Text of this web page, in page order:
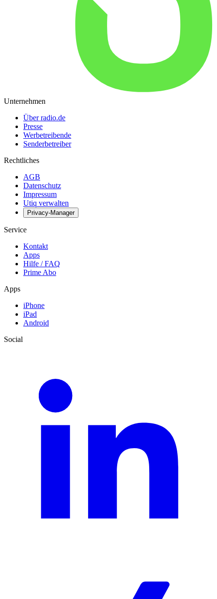
Unternehmen
Über radio.de
Presse
Werbetreibende
Senderbetreiber
Rechtliches
AGB
Datenschutz
Impressum
Utiq verwalten
Privacy-Manager
Service
Kontakt
Apps
Hilfe / FAQ
Prime Abo
Apps
iPhone
iPad
Android
Social